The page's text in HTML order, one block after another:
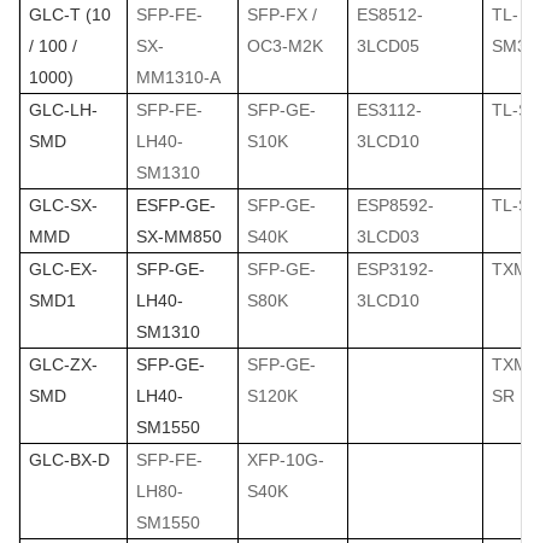
GLC-T (10
/ 100 /
1000)
SFP-FE-
SX-
MM1310-A ​​
SFP-FX /
OC3-M2K
ES8512-
3LCD05
TL-
GLC-LH-
SMD
SFP-FE-
LH40-
SM1310
SFP-GE-
S10K
ES3112-
3LCD10
TL-
GLC-SX-
MMD
ESFP-GE-
SX-MM850
SFP-GE-
S40K
ESP8592-
3LCD03
TL-
GLC-EX-
SMD1
SFP-GE-
LH40-
SM1310
SFP-GE-
S80K
ESP3192-
3LCD10
GLC-ZX-
SMD
SFP-GE-
LH40-
SM1550
SFP-GE-
S120K
SR
GLC-BX-D
SFP-FE-
LH80-
SM1550
XFP-10G-
S40K